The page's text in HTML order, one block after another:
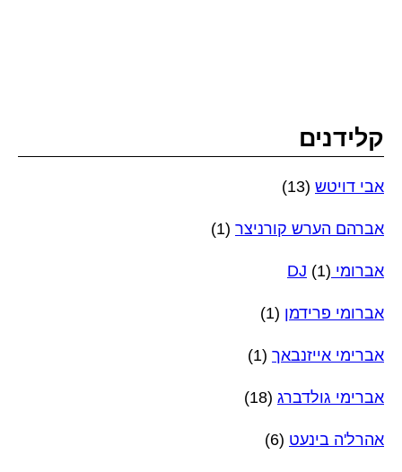
קלידנים
אבי דויטש (13)
אברהם הערש קורניצר (1)
אברומי DJ (1)
אברומי פרידמן (1)
אברימי אייזנבאך (1)
אברימי גולדברג (18)
אהרל'ה בינעט (6)